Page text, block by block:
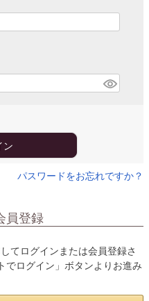
ン
パスワードをお忘れですか？
員登録
てログインまたは会員登録さ
でログイン」ボタンよりお進み